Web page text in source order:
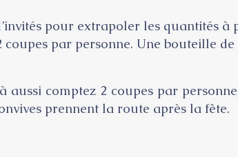
pour extrapoler les quantités
coupes par personne. Une bouteille
comptez 2 coupes par
prennent la route après la fête.